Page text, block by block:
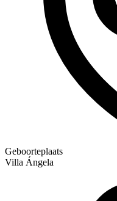
Geboorteplaats
Villa Ángela